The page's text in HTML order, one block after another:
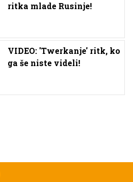
ritka mlade Rusinje!
VIDEO: 'Twerkanje' ritk, ko
ga še niste videli!